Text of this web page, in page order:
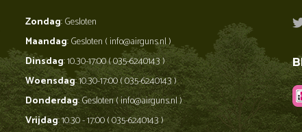
Zondag: Gesloten
Maandag: Gesloten ( info@airguns.nl )
Dinsdag: 10.30-17:00 ( 035-6240143 )
Woensdag: 10.30-17:00 ( 035-6240143 )
Donderdag: Gesloten ( info@airguns.nl )
Vrijdag: 10.30 - 17:00 ( 035-6240143 )